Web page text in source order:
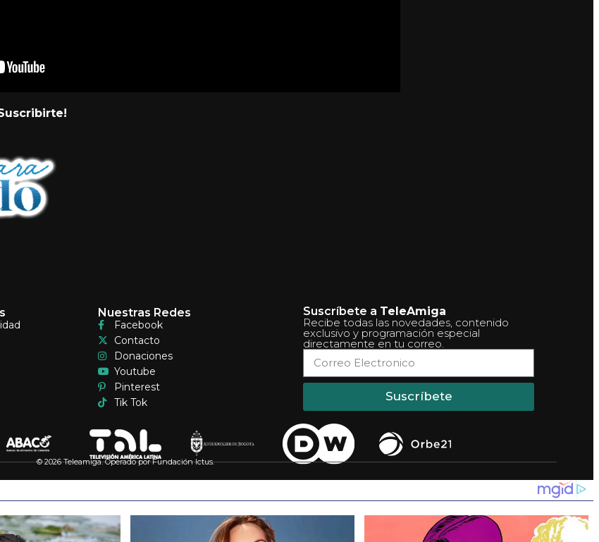
Nuestras Redes
Facebook
Contacto
Donaciones
Youtube
Pinterest
Tik Tok
Suscríbete a TeleAmiga
Recibe todas las novedades, contenido
exclusivo y programación especial
directamente en tu correo.
Suscríbete
© 2026 Teleamiga. Operado por Fundación Ictus.